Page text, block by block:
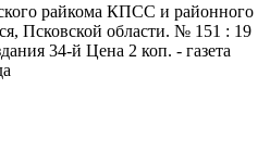
райкома КПСС и районного
Псковской области. № 151 : 19
34-й Цена 2 коп. - газета